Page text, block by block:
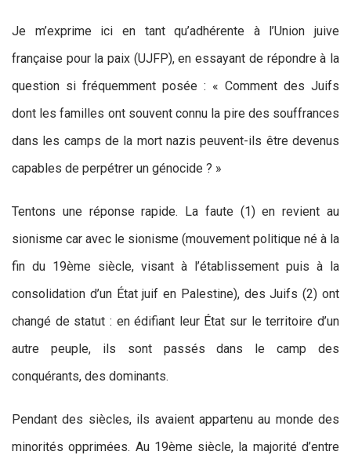
Je m’exprime ici en tant qu’adhérente à l’Union juive
française pour la paix (UJFP), en essayant de répondre à la
question si fréquemment posée : « Comment des Juifs
dont les familles ont souvent connu la pire des souffrances
dans les camps de la mort nazis peuvent-ils être devenus
capables de perpétrer un génocide ? »
Tentons une réponse rapide. La faute (1) en revient au
sionisme car avec le sionisme (mouvement politique né à la
fin du 19ème siècle, visant à l’établissement puis à la
consolidation d’un État juif en Palestine), des Juifs (2) ont
changé de statut : en édifiant leur État sur le territoire d’un
autre peuple, ils sont passés dans le camp des
conquérants, des dominants.
Pendant des siècles, ils avaient appartenu au monde des
minorités opprimées. Au 19ème siècle, la majorité d’entre